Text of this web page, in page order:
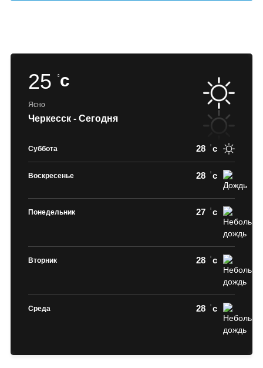
25 c
Ясно
Черкесск - Сегодня
Суббота 28 c
Воскресенье 28 c
Понедельник 27 c
Вторник 28 c
Среда 28 c